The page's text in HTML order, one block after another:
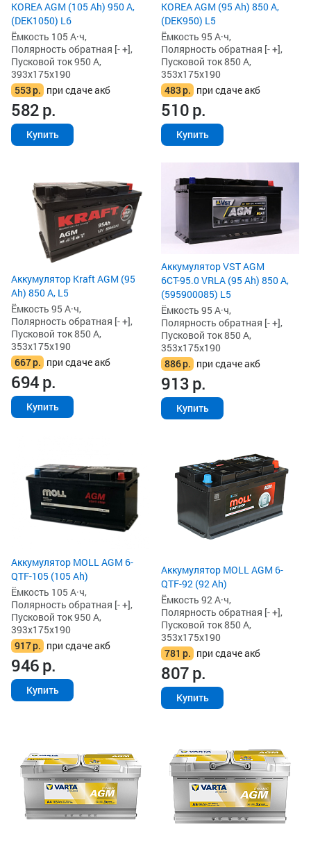
KOREA AGM (105 Ah) 950 А,
(DEK1050) L6
Ёмкость 105 А·ч,
Полярность обратная [- +],
Пусковой ток 950 А,
393x175x190
553р. при сдаче акб
582р.
Купить
KOREA AGM (95 Ah) 850 А,
(DEK950) L5
Ёмкость 95 А·ч,
Полярность обратная [- +],
Пусковой ток 850 А,
353x175x190
483р. при сдаче акб
510р.
Купить
Аккумулятор Kraft AGM (95
Ah) 850 А, L5
Ёмкость 95 А·ч,
Полярность обратная [- +],
Пусковой ток 850 А,
353x175x190
667р. при сдаче акб
694р.
Купить
Аккумулятор VST AGM
6СТ-95.0 VRLA (95 Ah) 850 А,
(595900085) L5
Ёмкость 95 А·ч,
Полярность обратная [- +],
Пусковой ток 850 А,
353x175x190
886р. при сдаче акб
913р.
Купить
Аккумулятор MOLL AGM 6-
QTF-105 (105 Ah)
Ёмкость 105 А·ч,
Полярность обратная [- +],
Пусковой ток 950 А,
393x175x190
917р. при сдаче акб
946р.
Купить
Аккумулятор MOLL AGM 6-
QTF-92 (92 Ah)
Ёмкость 92 А·ч,
Полярность обратная [- +],
Пусковой ток 850 А,
353x175x190
781 р. при сдаче акб
807р.
Купить